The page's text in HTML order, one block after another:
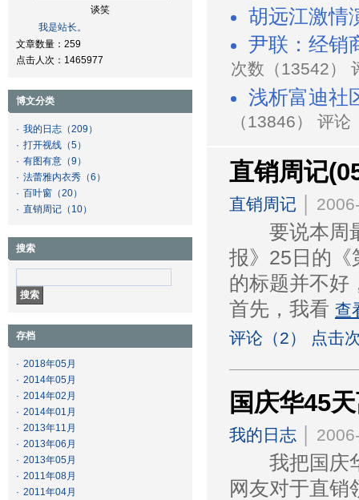
谈笑
我是站长。
文章数量：259
点击人次：1465977
博文分类
· 我的日志 （209）
· 打开视线 （5）
· 有图有意 （9）
· 法蕾雅内衣秀 （6）
· 百叶窗 （20）
· 直销周记 （10）
搜索
存档
· 2018年05月
· 2014年05月
· 2014年02月
· 2014年01月
· 2013年11月
· 2013年06月
· 2013年05月
· 2011年08月
· 2011年04月
胡远江激情
尹联：经销
次数（13542）
浅析富迪社
（13846） 评论
直销周记
直销周记 │
要说本周最
报》25日的《
的标题并不
首先，我看 查
评论（2） 点击
国庆华45
我的日志 │
我把国庆华
网友对于直销